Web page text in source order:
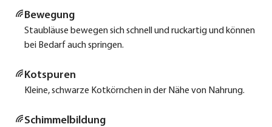
Bewe­gung
Staub­läu­se bewe­gen sich schnell und ruck­ar­tig und kön­nen
bei Bedarf auch sprin­gen.
Kot­spu­ren
Klei­ne, schwar­ze Kot­körn­chen in der Nähe von Nah­rung.
Schim­mel­bil­dung